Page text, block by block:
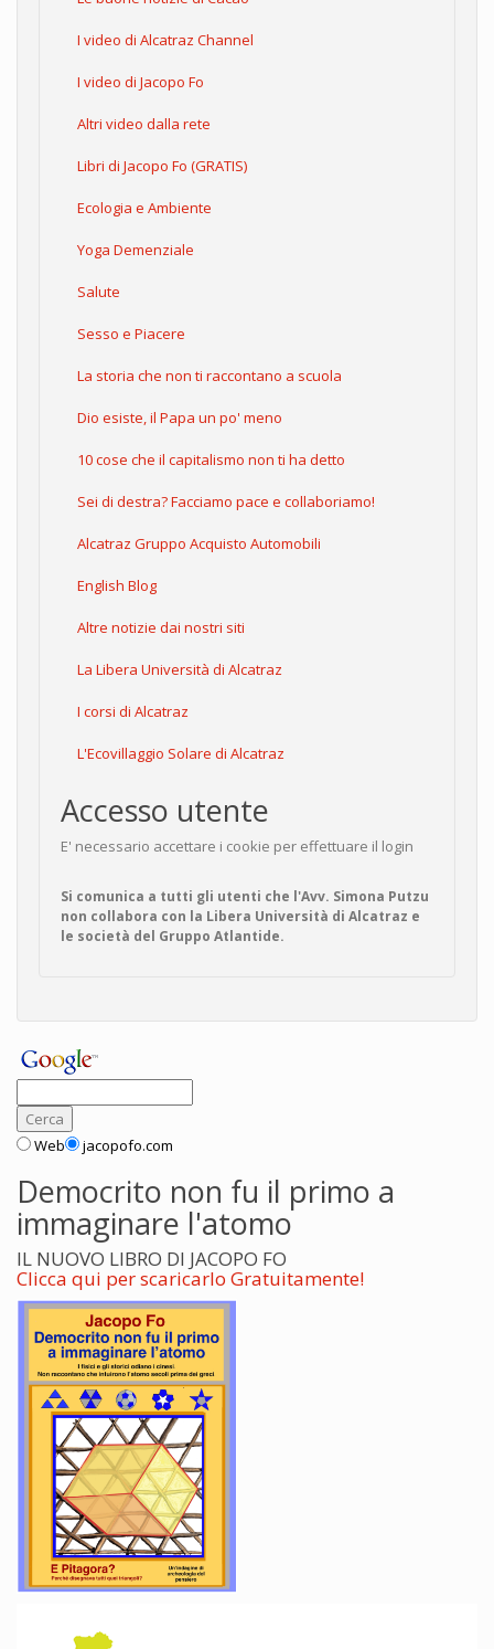
I video di Alcatraz Channel
I video di Jacopo Fo
Altri video dalla rete
Libri di Jacopo Fo (GRATIS)
Ecologia e Ambiente
Yoga Demenziale
Salute
Sesso e Piacere
La storia che non ti raccontano a scuola
Dio esiste, il Papa un po' meno
10 cose che il capitalismo non ti ha detto
Sei di destra? Facciamo pace e collaboriamo!
Alcatraz Gruppo Acquisto Automobili
English Blog
Altre notizie dai nostri siti
La Libera Università di Alcatraz
I corsi di Alcatraz
L'Ecovillaggio Solare di Alcatraz
Accesso utente
E' necessario accettare i cookie per effettuare il login
Si comunica a tutti gli utenti che l'Avv. Simona Putzu
non collabora con la Libera Università di Alcatraz e
le società del Gruppo Atlantide.
Web jacopofo.com
Democrito non fu il primo a
immaginare l'atomo
IL NUOVO LIBRO DI JACOPO FO
Clicca qui per scaricarlo Gratuitamente!